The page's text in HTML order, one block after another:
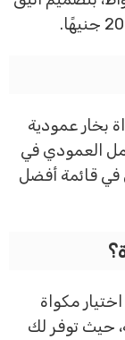
بخار عمودية
العمودي في
قائمة أفضل
مكواة
توفر لك